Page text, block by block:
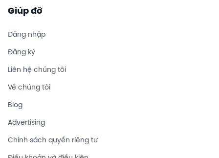
Giúp đỡ
Đăng nhập
Đăng ký
Liên hệ chúng tôi
Về chúng tôi
Blog
Advertising
Chính sách quyền riêng tư